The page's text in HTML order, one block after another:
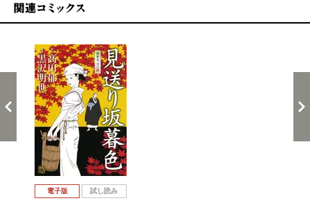
電子版 試し読み